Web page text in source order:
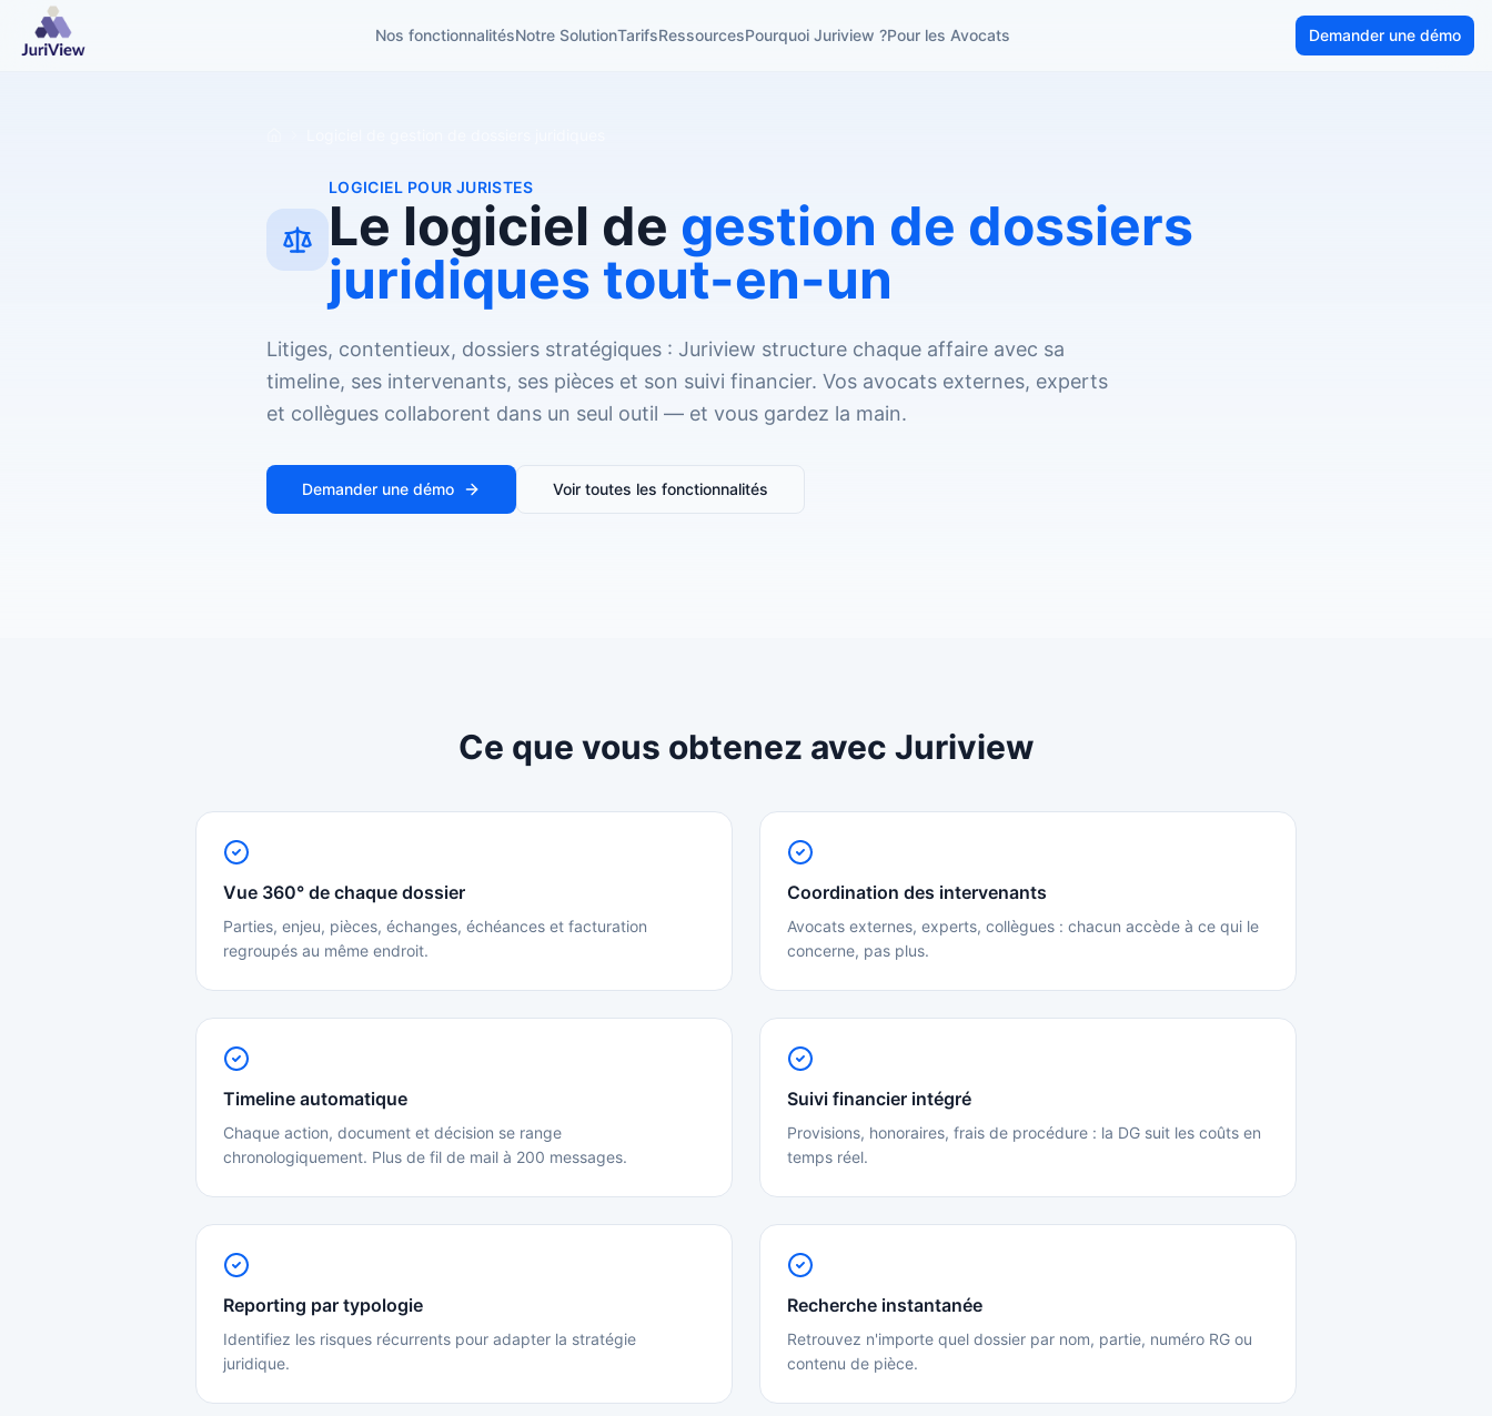
Nos fonctionnalitésNotre SolutionTarifsRessourcesPourquoi Juriview ?Pour les Avocats Demander une démo
LOGICIEL POUR JURISTES
Le logiciel de gestion de dossiers
juridiques tout-en-un
Litiges, contentieux, dossiers stratégiques : Juriview structure chaque affaire avec sa
timeline, ses intervenants, ses pièces et son suivi financier. Vos avocats externes, experts
et collègues collaborent dans un seul outil — et vous gardez la main.
Demander une démo Voir toutes les fonctionnalités
Ce que vous obtenez avec Juriview
Vue 360° de chaque dossier
Parties, enjeu, pièces, échanges, échéances et facturation
regroupés au même endroit.
Coordination des intervenants
Avocats externes, experts, collègues : chacun accède à ce qui le
concerne, pas plus.
Timeline automatique
Chaque action, document et décision se range
chronologiquement. Plus de fil de mail à 200 messages.
Suivi financier intégré
Provisions, honoraires, frais de procédure : la DG suit les coûts en
temps réel.
Reporting par typologie
Identifiez les risques récurrents pour adapter la stratégie
juridique.
Recherche instantanée
Retrouvez n'importe quel dossier par nom, partie, numéro RG ou
contenu de pièce.